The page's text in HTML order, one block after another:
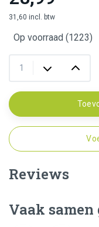
31,60 incl. btw
Op voorraad (1223)
Reviews
Vaak